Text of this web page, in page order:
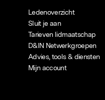
Ledenoverzicht
Sluit je aan
Tarieven lidmaatschap
D&IN Netwerkgroepen
Advies, tools & diensten
Mijn account